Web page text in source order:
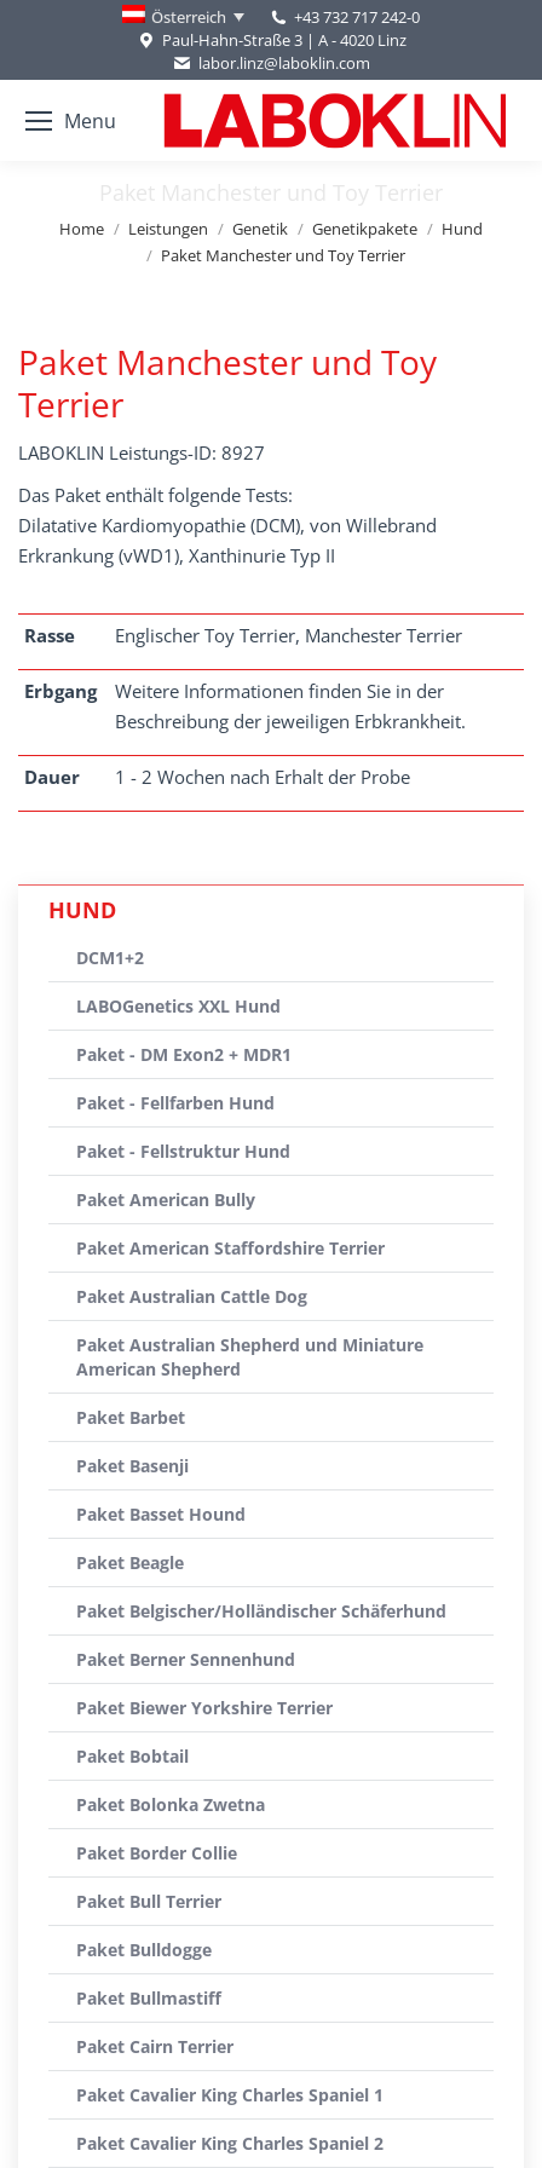
Österreich
+43 732 717 242-0
Paul-Hahn-Straße 3 | A - 4020 Linz
labor.linz@laboklin.com
Menu
Paket Manchester und Toy Terrier
You are here:
Home Leistungen Genetik Genetikpakete
Hund
Paket Manchester und Toy Terrier
Paket Manchester und Toy
Terrier
LABOKLIN Leistungs-ID: 8927
Das Paket enthält folgende Tests:
Dilatative Kardiomyopathie (DCM), von Willebrand
Erkrankung (vWD1), Xanthinurie Typ II
Rasse Englischer Toy Terrier, Manchester Terrier
Erbgang
Weitere Informationen finden Sie in der
Beschreibung der jeweiligen Erbkrankheit.
Dauer 1 - 2 Wochen nach Erhalt der Probe
HUND
DCM1+2
LABOGenetics XXL Hund
Paket - DM Exon2 + MDR1
Paket - Fellfarben Hund
Paket - Fellstruktur Hund
Paket American Bully
Paket American Staffordshire Terrier
Paket Australian Cattle Dog
Paket Australian Shepherd und Miniature
American Shepherd
Paket Barbet
Paket Basenji
Paket Basset Hound
Paket Beagle
Paket Belgischer/Holländischer Schäferhund
Paket Berner Sennenhund
Paket Biewer Yorkshire Terrier
Paket Bobtail
Paket Bolonka Zwetna
Paket Border Collie
Paket Bull Terrier
Paket Bulldogge
Paket Bullmastiff
Paket Cairn Terrier
Paket Cavalier King Charles Spaniel 1
Paket Cavalier King Charles Spaniel 2